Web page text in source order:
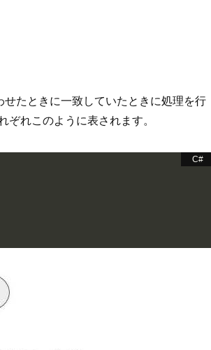
たときに一致していたときに処理を行
れこのように表されます。